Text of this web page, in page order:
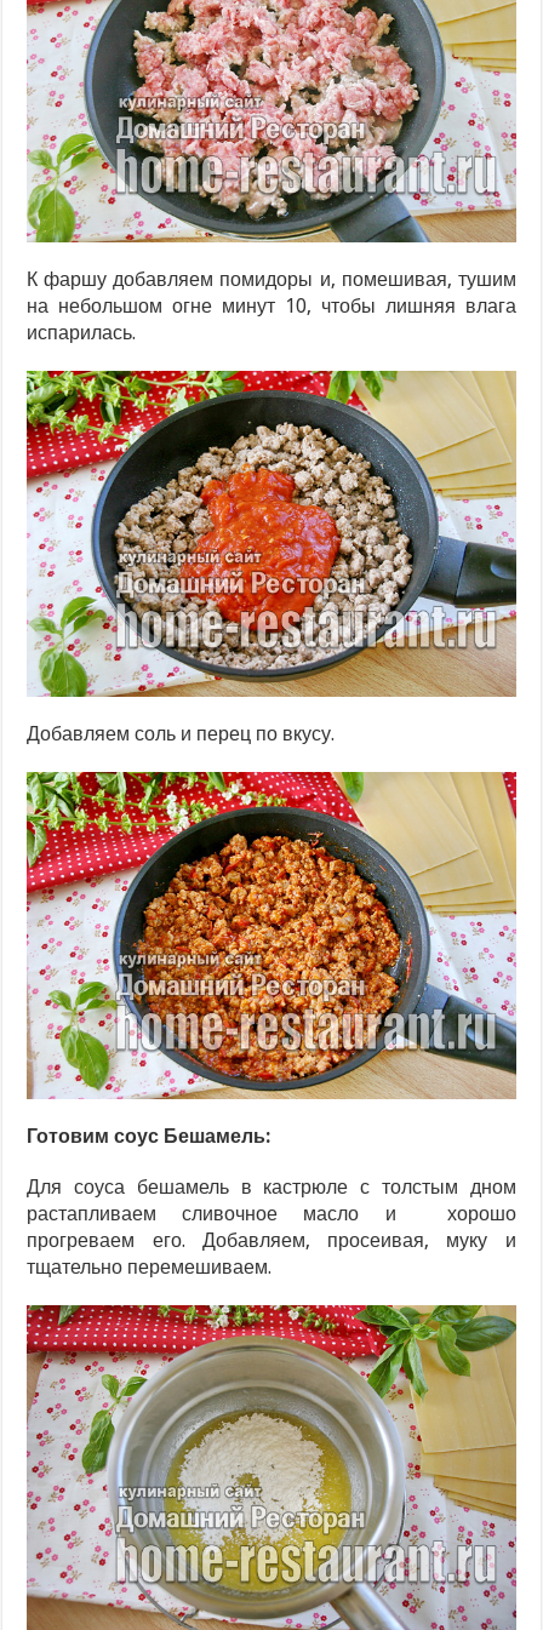
К фаршу добавляем помидоры и, помешивая, тушим
на небольшом огне минут 10, чтобы лишняя влага
испарилась.
Добавляем соль и перец по вкусу.
Готовим соус Бешамель:
Для соуса бешамель в кастрюле с толстым дном
растапливаем сливочное масло и хорошо
прогреваем его. Добавляем, просеивая, муку и
тщательно перемешиваем.